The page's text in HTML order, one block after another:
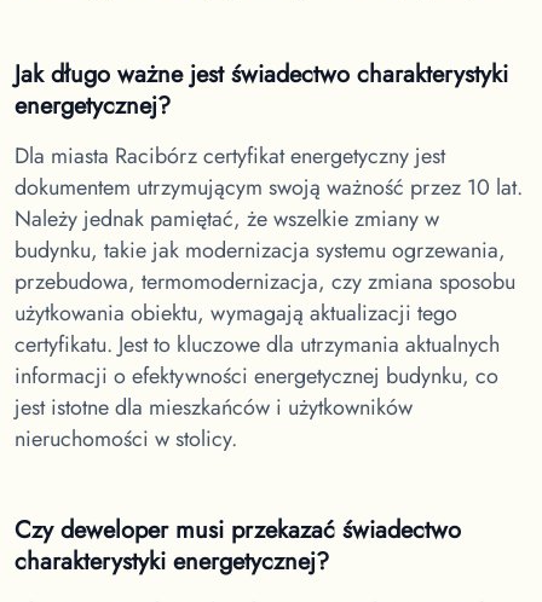
Jak długo ważne jest świadectwo charakterystyki
energetycznej?
Dla miasta Racibórzcertyfikat energetyczny jest
dokumentem utrzymującym swoją ważność przez 10 lat.
Należy jednak pamiętać, że wszelkie zmiany w
budynku, takie jak modernizacja systemu ogrzewania,
przebudowa, termomodernizacja, czy zmiana sposobu
użytkowania obiektu, wymagają aktualizacji tego
certyfikatu. Jest to kluczowe dla utrzymania aktualnych
informacji o efektywności energetycznej budynku, co
jest istotne dla mieszkańców i użytkowników
nieruchomości w stolicy.
Czy deweloper musi przekazać świadectwo
charakterystyki energetycznej?